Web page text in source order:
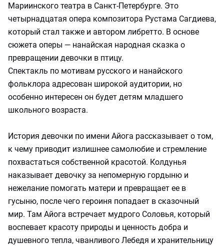
Мариинского театра в Санкт-Петербурге. Это
четырнадцатая опера композитора Рустама Сагдиева,
который стал также и автором либретто. В основе
сюжета оперы — нанайская народная сказка о
превращении девочки в птицу.
Спектакль по мотивам русского и нанайского
фольклора адресован широкой аудитории, но
особенно интересен он будет детям младшего
школьного возраста.
История девочки по имени Айога рассказывает о том,
к чему приводит излишнее самолюбие и стремление
похвастаться собственной красотой. Колдунья
наказывает девочку за непомерную гордыню и
нежелание помогать матери и превращает ее в
гусыню, после чего героиня попадает в сказочный
мир. Там Айога встречает мудрого Соловья, который
воспевает красоту природы и ценность добра и
душевного тепла, чванливого Лебедя и хранительницу